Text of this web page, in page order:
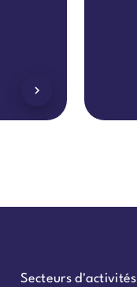
Secteurs d'activités